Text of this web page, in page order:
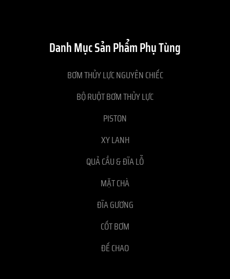
Danh Mục Sản Phẩm Phụ Tùng
BƠM THỦY LỰC NGUYÊN CHIẾC
BỘ RUỘT BƠM THỦY LỰC
PISTON
XY LANH
QUẢ CẦU & ĐĨA LỖ
MẶT CHÀ
ĐĨA GƯƠNG
CỐT BƠM
ĐẾ CHAO